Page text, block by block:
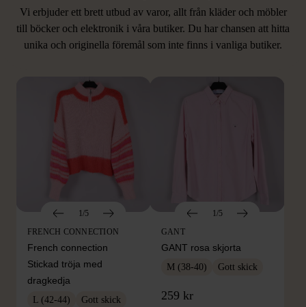
Vi erbjuder ett brett utbud av varor, allt från kläder och möbler
till böcker och elektronik i våra butiker. Du har chansen att hitta
unika och originella föremål som inte finns i vanliga butiker.
LIKNANDE PRODUKTER
Hitta produkter som påminner om denna
1/5
FRENCH CONNECTION
French connection
Stickad tröja med
dragkedja
L (42-44) Gott skick
1/5
GANT
GANT rosa skjorta
M (38-40) Gott skick
259 kr